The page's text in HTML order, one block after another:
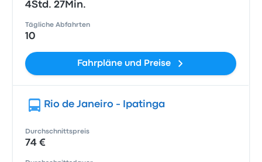
4Std. 27Min.
Tägliche Abfahrten
10
Fahrpläne und Preise
Rio de Janeiro - Ipatinga
Durchschnittspreis
74 €